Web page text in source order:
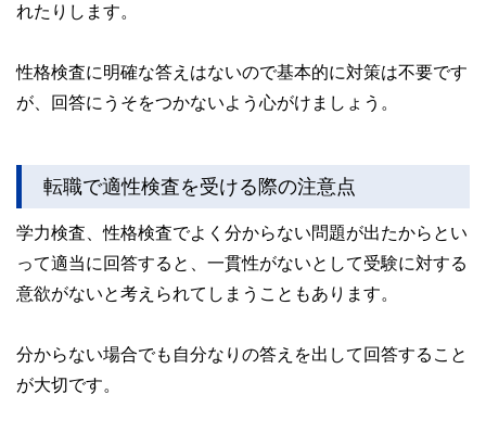
れたりします。
性格検査に明確な答えはないので基本的に対策は不要です
が、回答にうそをつかないよう心がけましょう。
転職で適性検査を受ける際の注意点
学力検査、性格検査でよく分からない問題が出たからとい
って適当に回答すると、一貫性がないとして受験に対する
意欲がないと考えられてしまうこともあります。
分からない場合でも自分なりの答えを出して回答すること
が大切です。